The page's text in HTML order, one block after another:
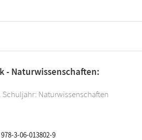
- Naturwissenschaften:
Schuljahr: Naturwissenschaften
3-06-013802-9